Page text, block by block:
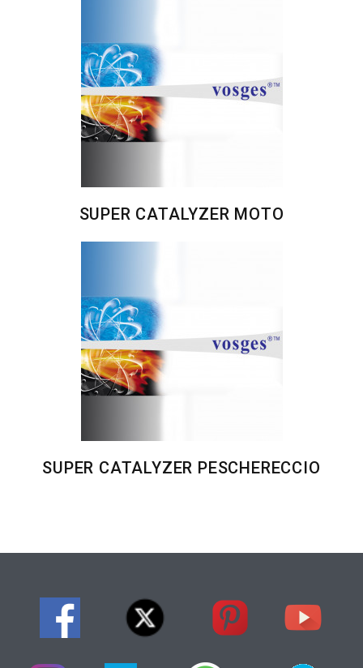
SUPER CATALYZER MOTO
SUPER CATALYZER PESCHERECCIO